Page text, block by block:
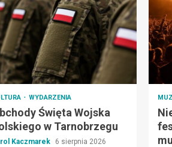
WYDARZENIA
Święta Wojska
w Tarnobrzegu
Kaczmarek
6 sierpnia 2026